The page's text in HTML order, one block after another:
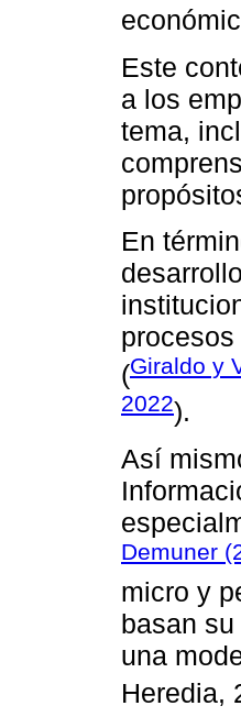
Este
a los
tema,
En
(Giraldo y
2022).
Así
Demuner
micro y
basan
una
Heredia,